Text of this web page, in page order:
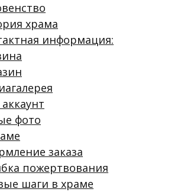
храма
информация:
фото
заказа
пожертвования
шаги в храме